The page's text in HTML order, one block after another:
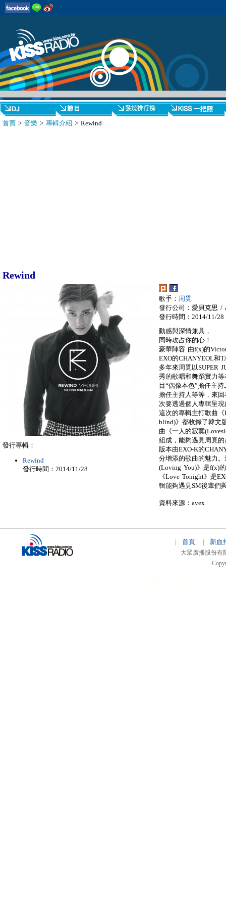
首頁 > 音樂 > 專輯介紹 > Rewind
Rewind
歌手： 周覓
發行公司：愛貝克思 /
發行時間：2014/11/28
動感與深情兼具，
同時攻占你的心！
豪華陣容 由f(x)的
EXO的CHANYEOL和
多年來周覓以SUPER
秀的歌唱和舞蹈實力
目“偶像本色”擔任主
擔任主持人等等，來
次要透過個人專輯呈
這次的專輯主打歌曲
blind)》都收錄了韓文
曲《一人的寂寞
組成，能夠遇見周覓
版本由EXO-K的
分增添的歌曲的魅力
(Loving You)》是f(x)
《Love Tonight》是
輯能夠遇見SM後輩們
資料來源：avex
發行專輯：
Rewind
發行時間：2014/11/28
首頁 新血
大眾廣播股份有